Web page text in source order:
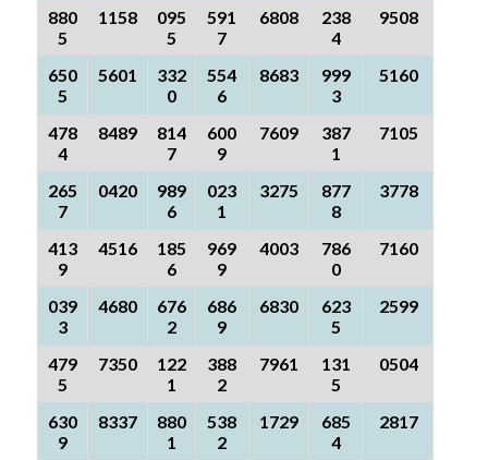
880
5
1158
095
5
591
7
6808
238
4
9508
650
5
5601
332
0
554
6
8683
999
3
5160
478
4
8489
814
7
600
9
7609
387
1
7105
265
7
0420
989
6
023
1
3275
877
8
3778
413
9
4516
185
6
969
9
4003
786
0
7160
039
3
4680
676
2
686
9
6830
623
5
2599
479
5
7350
122
1
388
2
7961
131
5
0504
630
9
8337
880
1
538
2
1729
685
4
2817